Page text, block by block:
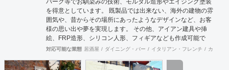
パーク等でお馴染みの技術、モルタル造形やエイジング塗装
を得意としています。 既製品では出来ない、海外の建物の雰
囲気や、昔からその場所にあったようなデザインなど、お客
様の思い出や夢を実現します。 その他、アイアン建具や挿
絵、FRP造形、シリコン人形、フィギアなども作成可能で
す。 モルタル造形の施工に関し、下塗りではサンドモルタル
ません。 協力会社 株式会社 河野建築デザイン 神奈川県川崎
対応可能な業態 居酒屋 ダイニング・バー イタリアン・フレンチ カフェ